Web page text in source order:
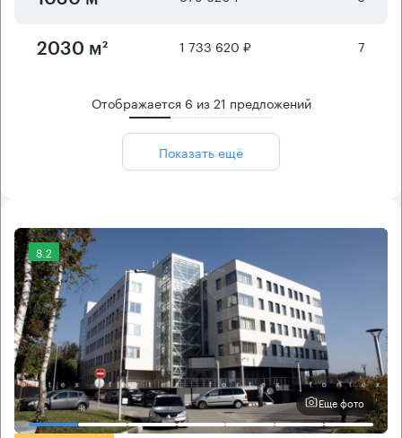
2030 м² 1 733 620 ₽ 7
Отображается 6 из21 предложений
Показать ещё
8.2
Еще фото